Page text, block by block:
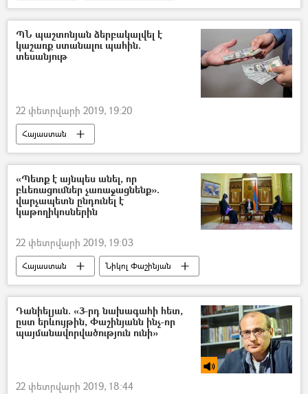
ՊՆ պաշտոնյան ձերբակալվել է
կաշառք ստանալու պահին.
տեսանյութ
22 փետրվարի 2019, 19:20
Հայաստան
ՀՀ պաշտպանության նախարարություն (ՊՆ)
ՀՀ ազգային անվտանգության ծառայություն. ԱԱԾ
«Պետք է այնպես անել, որ
բևեռացումներ չառաջացնենք».
վարչապետն ընդունել է
կաթողիկոսներին
22 փետրվարի 2019, 19:03
Հայաստան
Նիկոլ Փաշինյան
Արամ Առաջին կաթողիկոս
Ամենայն Հայոց կաթողիկոս Գարեգին Բ
Դանիելյան. «3-րդ նախագահի հետ,
ըստ երևույթին, Փաշինյանն ինչ-որ
պայմանավորվածություն ունի»
22 փետրվարի 2019, 18:44